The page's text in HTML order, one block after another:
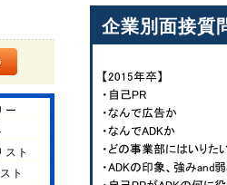
ー
スト
ト
企業別面接質